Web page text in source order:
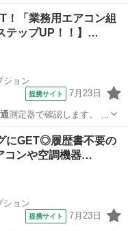
！「業務用エアコン組
テップUP！！】…
ション
提携サイト 7月23日
測定器で確認します。 ま
にGET◎履歴書不要の
コンや空調機器…
ション
提携サイト 7月23日